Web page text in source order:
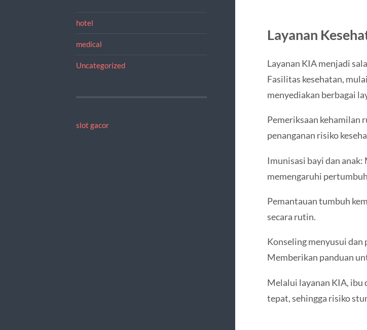
hotel
medical
Uncategorized
slot gacor
Layanan
Layanan KIA menjadi
Fasilitas kesehatan,
menyediakan berbagai
Pemeriksaan kehamilan
penanganan risiko
Imunisasi bayi dan
memengaruhi
Pemantauan tumbuh
secara rutin.
Konseling menyusui dan
Memberikan panduan
Melalui layanan KIA, ibu
tepat, sehingga risiko